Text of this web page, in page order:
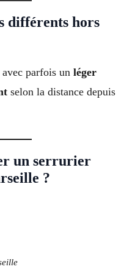
différents hors
parfois un léger
selon la distance depuis
un serrurier
?